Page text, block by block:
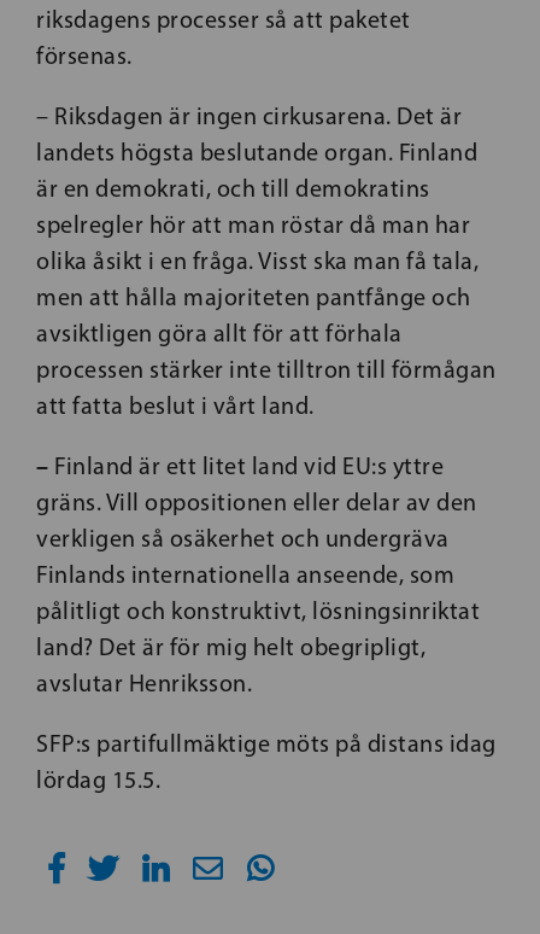
riksdagens processer så att paketet
försenas.
– Riksdagen är ingen cirkusarena. Det är
landets högsta beslutande organ. Finland
är en demokrati, och till demokratins
spelregler hör att man röstar då man har
olika åsikt i en fråga. Visst ska man få tala,
men att hålla majoriteten pantfånge och
avsiktligen göra allt för att förhala
processen stärker inte tilltron till förmågan
att fatta beslut i vårt land.
– Finland är ett litet land vid EU:s yttre
gräns. Vill oppositionen eller delar av den
verkligen så osäkerhet och undergräva
Finlands internationella anseende, som
pålitligt och konstruktivt, lösningsinriktat
land? Det är för mig helt obegripligt,
avslutar Henriksson.
SFP:s partifullmäktige möts på distans idag
lördag 15.5.